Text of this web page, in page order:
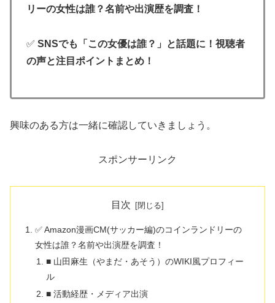
リーの女性は誰？名前や出演歴を調査！
✅ SNSでも「この女優は誰？」と話題に！視聴者
の声と注目ポイントまとめ！
興味のある方は一緒に確認していきましょう。
スポンサーリンク
目次
✅ Amazon漫画CM(サッカー編)のコインランドリーの
女性は誰？名前や出演歴を調査！
■ 山田麻生（やまだ・あそう）のWIKI風プロフィー
ル
■ 活動経歴・メディア出演